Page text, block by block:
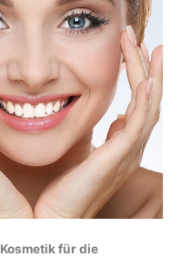
Kosmetik für die